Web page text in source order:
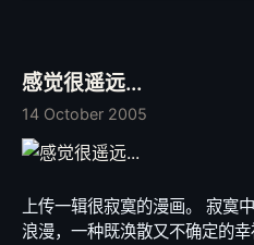
我，一个永远往前跑的孩子。
感觉很遥远...
14 October 2005
上传一辑很寂寞的漫画。 寂寞
浪漫，一种既涣散又不确定的